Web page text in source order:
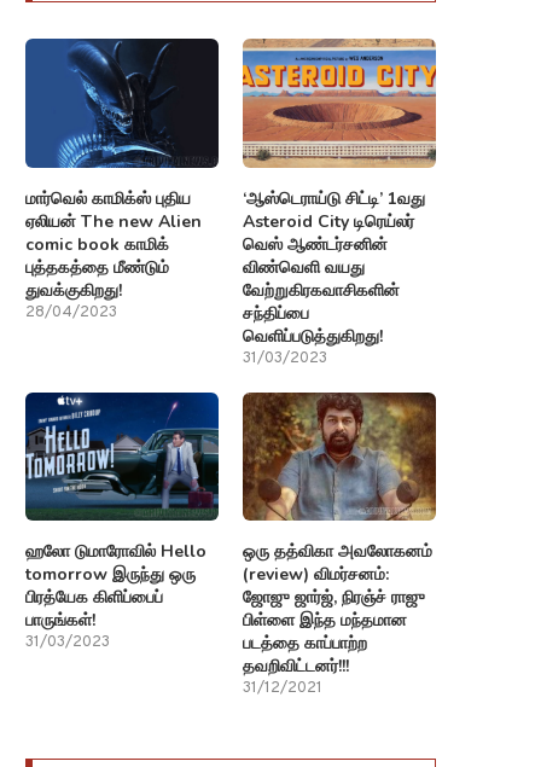
மார்வெல் காமிக்ஸ் புதிய
ஏலியன் The new Alien
comic book காமிக்
புத்தகத்தை மீண்டும்
துவக்குகிறது!
28/04/2023
‘ஆஸ்டெராய்டு சிட்டி’ 1வது
Asteroid City டிரெய்லர்
வெஸ் ஆண்டர்சனின்
விண்வெளி வயது
வேற்றுகிரகவாசிகளின்
சந்திப்பை
வெளிப்படுத்துகிறது!
31/03/2023
ஹலோ டுமாரோவில் Hello
tomorrow இருந்து ஒரு
பிரத்யேக கிளிப்பைப்
பாருங்கள்!
31/03/2023
ஒரு தத்விகா அவலோகனம்
(review) விமர்சனம்:
ஜோஜு ஜார்ஜ், நிரஞ்ச் ராஜு
பிள்ளை இந்த மந்தமான
படத்தை காப்பாற்ற
தவறிவிட்டனர்!!!
31/12/2021